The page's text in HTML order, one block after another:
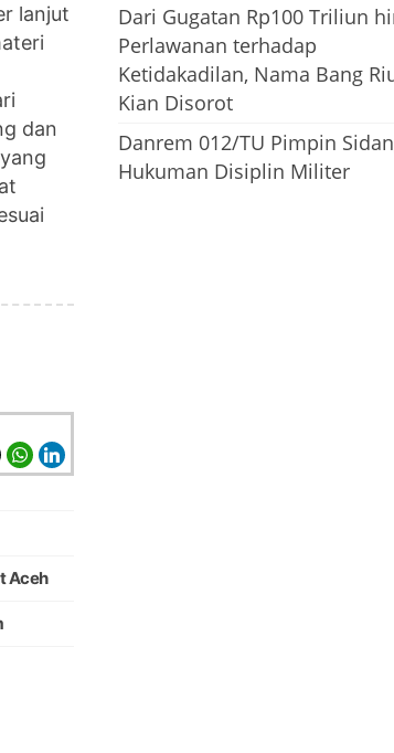
lanjut
dan
Aceh
Dari Gugatan Rp100 Triliun
Perlawanan terhadap
Ketidakadilan, Nama Bang
Kian Disorot
Danrem 012/TU Pimpin
Hukuman Disiplin Militer